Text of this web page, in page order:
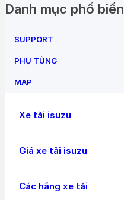
Danh mục phổ biến
SUPPORT
PHỤ TÙNG
MAP
Xe tải isuzu
Giá xe tải isuzu
Các hãng xe tải